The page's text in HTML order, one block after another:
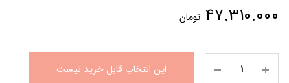
47.310.000 تومان
این انتخاب قابل خرید نیست